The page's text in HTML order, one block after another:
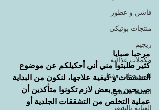
فاشن و عطور
منتجات بوتيكي
ريجيم
مكملات غذائية
للمتزوجات فقط
العناية بالبشرة
العناية بالشعر
مرحبا صبايا
كثير طلبتوا مني أني أحكيلكم عن موضوع
التشققات و كيفية علاجها، لنكون من البداية
صريحين مع بعض لازم تكونوا متأكدين أن
عملية التخلص من التشققات الجلدية أو